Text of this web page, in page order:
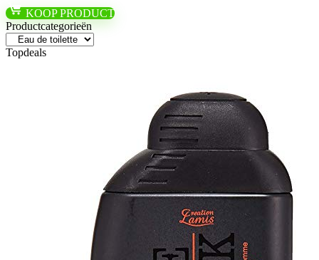
KOOP PRODUCT
Productcategorieën
Topdeals